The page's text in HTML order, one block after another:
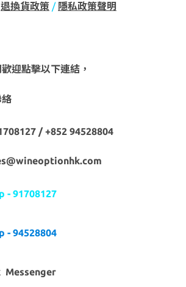
退換貨政策 / 隱私政策聲明
迎點擊以下連結，
絡
/ +852 94528804
- 91708127
- 94528804
Messenger